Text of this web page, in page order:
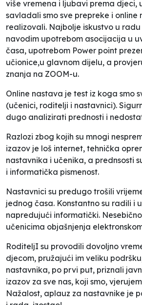
više vremena i ljubavi prema djeci,
savladali smo sve prepreke i online
realizovali. Najbolje iskustvo u
navodim upotrebom asocijacija u
časa, upotrebom Power point
učionice,u glavnom dijelu, a
znanja na ZOOM-u.
Online nastava je test iz koga smo
(učenici, roditelji i nastavnici).
dugo analizirati prednosti i
Razlozi zbog kojih su mnogi
izazov je loš internet, tehnička
nastavnika i učenika, a prednsosti
i informatička pismenost.
Nastavnici su predugo trošili
jednog časa. Konstantno su radili i
napredujući informatički.
učenicima objašnjenja
RoditeljI su provodili dovoljno
djecom, pružajući im veliku
nastavnika, po prvi put, priznali
izazov za sve nas, koji smo,
Nažalost, aplauz za nastavnike je